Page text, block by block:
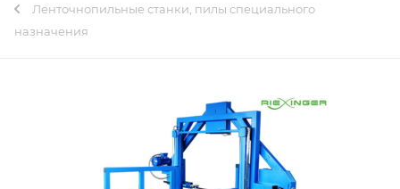
Ленточнопильные станки, пилы специального
назначения